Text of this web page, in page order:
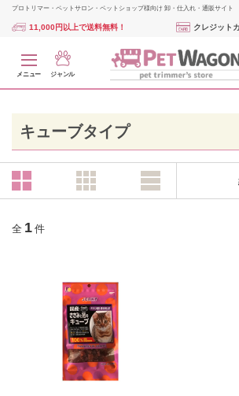
プロトリマー・ペットサロン・ペットショップ様向け 卸・仕入れ・通販サイト
11,000円以上で送料無料！ クレジット
メニュー ジャンル
キューブタイプ
全 1 件